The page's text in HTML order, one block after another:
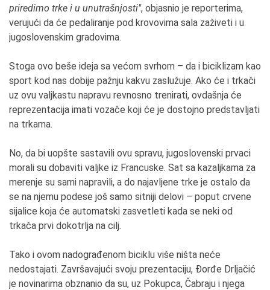
priredimo trke i u unutrašnjosti", objasnio je reporterima,
verujući da će pedaliranje pod krovovima sala zaživeti i u
jugoslovenskim gradovima.
Stoga ovo beše ideja sa većom svrhom – da i biciklizam kao
sport kod nas dobije pažnju kakvu zaslužuje. Ako će i trkači
uz ovu valjkastu napravu revnosno trenirati, ovdašnja će
reprezentacija imati vozače koji će je dostojno predstavljati
na trkama.
No, da bi uopšte sastavili ovu spravu, jugoslovenski prvaci
morali su dobaviti valjke iz Francuske. Sat sa kazaljkama za
merenje su sami napravili, a do najavljene trke je ostalo da
se na njemu podese još samo sitniji delovi – poput crvene
sijalice koja će automatski zasvetleti kada se neki od
trkača prvi dokotrlja na cilj.
Tako i ovom nadograđenom biciklu više ništa neće
nedostajati. Završavajući svoju prezentaciju, Đorđe Drljačić
je novinarima obznanio da su, uz Pokupca, Čabraju i njega